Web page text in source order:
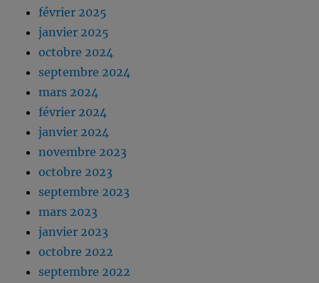
février 2025
janvier 2025
octobre 2024
septembre 2024
mars 2024
février 2024
janvier 2024
novembre 2023
octobre 2023
septembre 2023
mars 2023
janvier 2023
octobre 2022
septembre 2022